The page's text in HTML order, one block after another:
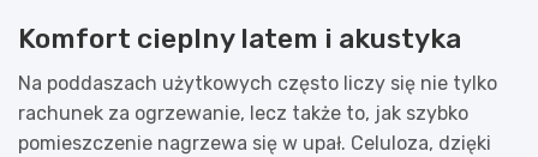
Komfort cieplny latem i akustyka
Na poddaszach użytkowych często liczy się nie tylko
rachunek za ogrzewanie, lecz także to, jak szybko
pomieszczenie nagrzewa się w upał. Celuloza, dzięki